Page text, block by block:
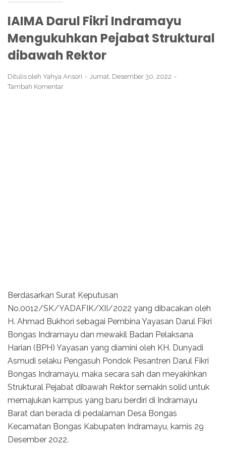
IAIMA Darul Fikri Indramayu
Mengukuhkan Pejabat Struktural
dibawah Rektor
Ditulis oleh Yahya Ansori
Jumat, Desember 30, 2022
Tambah Komentar
Berdasarkan Surat Keputusan
No.0012/SK/YADAFIK/XII/2022 yang dibacakan oleh
H. Ahmad Bukhori sebagai Pembina Yayasan Darul Fikri
Bongas Indramayu dan mewakil Badan Pelaksana
Harian (BPH) Yayasan yang diamini oleh KH. Dunyadi
Asmudi selaku Pengasuh Pondok Pesantren Darul Fikri
Bongas Indramayu, maka secara sah dan meyakinkan
Struktural Pejabat dibawah Rektor semakin solid untuk
memajukan kampus yang baru berdiri di Indramayu
Barat dan berada di pedalaman Desa Bongas
Kecamatan Bongas Kabupaten Indramayu, kamis 29
Desember 2022.